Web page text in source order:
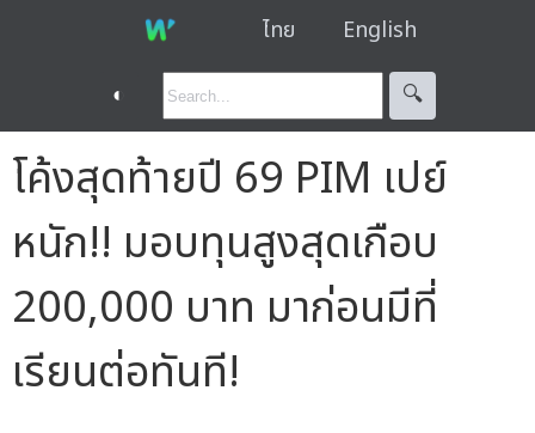
ไทย English
◐ 🔍︎
โค้งสุดท้ายปี 69 PIM เปย์
หนัก!! มอบทุนสูงสุดเกือบ
200,000 บาท มาก่อนมีที่
เรียนต่อทันที!